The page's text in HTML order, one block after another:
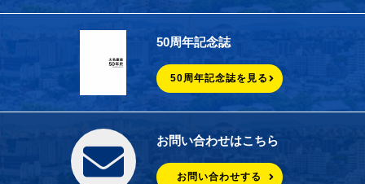
50周年記念誌
50周年記念誌を見る
お問い合わせはこちら
お問い合わせする